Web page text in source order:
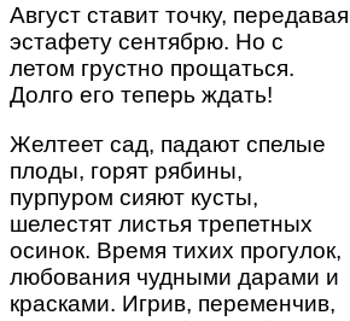
Август ставит точку, передавая
эстафету сентябрю. Но с
летом грустно прощаться.
Долго его теперь ждать!
Желтеет сад, падают спелые
плоды, горят рябины,
пурпуром сияют кусты,
шелестят листья трепетных
осинок. Время тихих прогулок,
любования чудными дарами и
красками. Игрив, переменчив,